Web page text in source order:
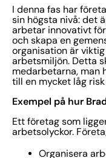
I denna fas har
sin högsta nivå: det
arbetar innovativt
och skapa en
organisation är
arbetsmiljön. Detta
medarbetarna, man
till en mycket låg
Exempel på hur
Ett företag som
arbetsolyckor.
Organisera